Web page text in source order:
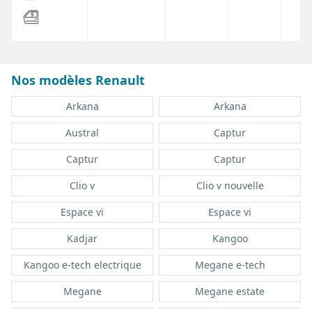
Nos modèles Renault
Arkana
Arkana
Austral
Captur
Captur
Captur
Clio v
Clio v nouvelle
Espace vi
Espace vi
Kadjar
Kangoo
Kangoo e-tech electrique
Megane e-tech
Megane
Megane estate